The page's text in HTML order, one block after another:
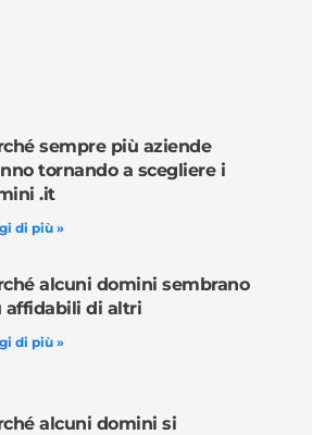
sempre più aziende
tornando a scegliere i
.it
di più »
alcuni domini sembrano
affidabili di altri
di più »
alcuni domini si